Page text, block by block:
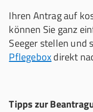
Ihren Antrag auf
können Sie ganz
Seeger stellen und
Pflegeboxdirekt
Tipps zur